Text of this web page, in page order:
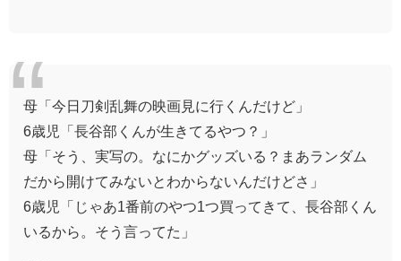
母「今日刀剣乱舞の映画見に行くんだけど」
6歳児「長谷部くんが生きてるやつ？」
母「そう、実写の。なにかグッズいる？まあランダム
だから開けてみないとわからないんだけどさ」
6歳児「じゃあ1番前のやつ1つ買ってきて、長谷部くん
いるから。そう言ってた」